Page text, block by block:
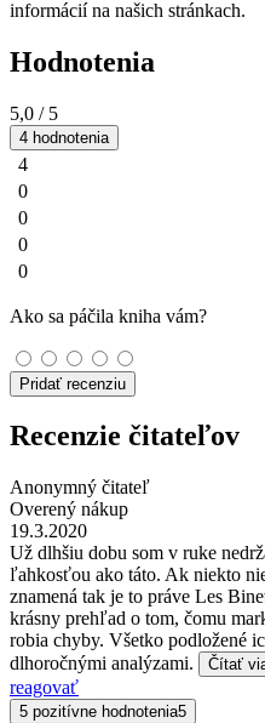
informácií na našich stránkach.
Hodnotenia
5,0 / 5
4 hodnotenia
4
0
0
0
0
Ako sa páčila kniha vám?
Pridať recenziu
Recenzie čitateľov
Anonymný čitateľ
Overený nákup
19.3.2020
Už dlhšiu dobu som v ruke
ľahkosťou ako táto. Ak niekto
znamená tak je to práve Les
krásny prehľad o tom, čomu
robia chyby. Všetko podložené
dlhoročnými analýzami.
Čítať
reagovať
5 pozitívne hodnotenia5